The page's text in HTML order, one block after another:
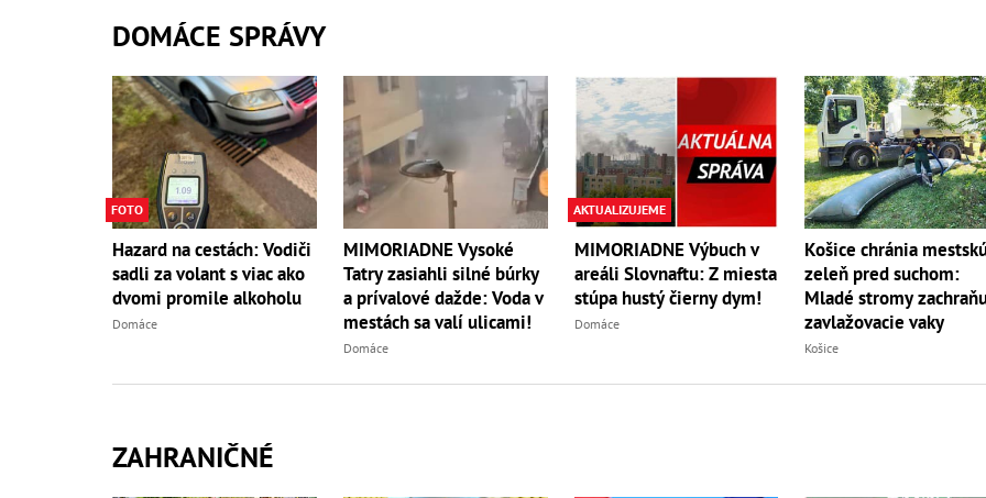
DOMÁCE SPRÁVY
FOTO
Hazard na cestách: Vodiči
sadli za volant s viac ako
dvomi promile alkoholu
Domáce
MIMORIADNE Vysoké
Tatry zasiahli silné búrky
a prívalové dažde: Voda v
mestách sa valí ulicami!
Domáce
AKTUALIZUJEME
MIMORIADNE Výbuch v
areáli Slovnaftu: Z miesta
stúpa hustý čierny dym!
Domáce
Košice chránia
zeleň pred suchom:
Mladé stromy
zavlažovacie vaky
Košice
ZAHRANIČNÉ